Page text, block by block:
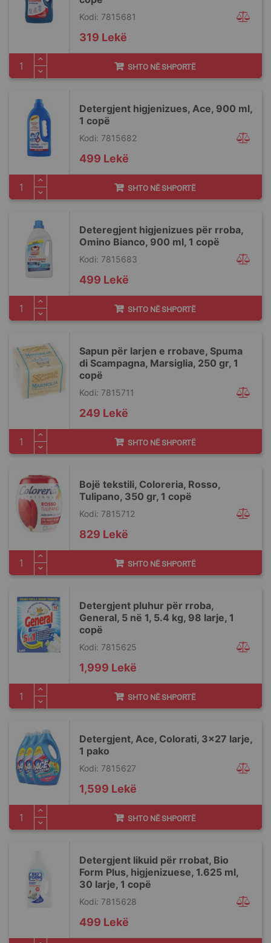
Kodi: 7815681
319 Lekë
SHTO NË SHPORTË
Detergjent higjenizues, Ace, 900 ml,
1 copë
Kodi: 7815682
499 Lekë
SHTO NË SHPORTË
Deteregjent higjenizues për rroba,
Omino Bianco, 900 ml, 1 copë
Kodi: 7815683
499 Lekë
SHTO NË SHPORTË
Sapun për larjen e rrobave, Spuma
di Scampagna, Marsiglia, 250 gr, 1
copë
Kodi: 7815711
249 Lekë
SHTO NË SHPORTË
Bojë tekstili, Coloreria, Rosso,
Tulipano, 350 gr, 1 copë
Kodi: 7815712
829 Lekë
SHTO NË SHPORTË
Detergjent pluhur për rroba,
General, 5 në 1, 5.4 kg, 98 larje, 1
copë
Kodi: 7815625
1,999 Lekë
SHTO NË SHPORTË
Detergjent, Ace, Colorati, 3x27 larje,
1 pako
Kodi: 7815627
1,599 Lekë
SHTO NË SHPORTË
Detergjent likuid për rrobat, Bio
Form Plus, higjenizuese, 1.625 ml,
30 larje, 1 copë
Kodi: 7815628
499 Lekë